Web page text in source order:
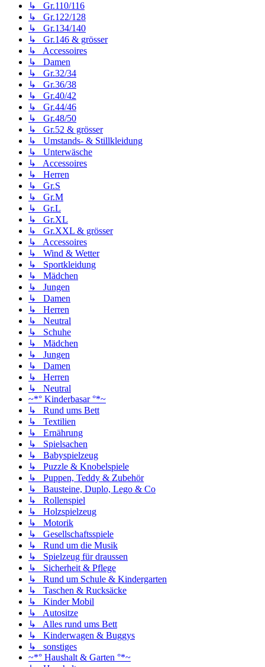
↳ Gr.110/116
↳ Gr.122/128
↳ Gr.134/140
↳ Gr.146 & grösser
↳ Accessoires
↳ Damen
↳ Gr.32/34
↳ Gr.36/38
↳ Gr.40/42
↳ Gr.44/46
↳ Gr.48/50
↳ Gr.52 & grösser
↳ Umstands- & Stillkleidung
↳ Unterwäsche
↳ Accessoires
↳ Herren
↳ Gr.S
↳ Gr.M
↳ Gr.L
↳ Gr.XL
↳ Gr.XXL & grösser
↳ Accessoires
↳ Wind & Wetter
↳ Sportkleidung
↳ Mädchen
↳ Jungen
↳ Damen
↳ Herren
↳ Neutral
↳ Schuhe
↳ Mädchen
↳ Jungen
↳ Damen
↳ Herren
↳ Neutral
~*° Kinderbasar °*~
↳ Rund ums Bett
↳ Textilien
↳ Ernährung
↳ Spielsachen
↳ Babyspielzeug
↳ Puzzle & Knobelspiele
↳ Puppen, Teddy & Zubehör
↳ Bausteine, Duplo, Lego & Co
↳ Rollenspiel
↳ Holzspielzeug
↳ Motorik
↳ Gesellschaftsspiele
↳ Rund um die Musik
↳ Spielzeug für draussen
↳ Sicherheit & Pflege
↳ Rund um Schule & Kindergarten
↳ Taschen & Rucksäcke
↳ Kinder Mobil
↳ Autositze
↳ Alles rund ums Bett
↳ Kinderwagen & Buggys
↳ sonstiges
~*° Haushalt & Garten °*~